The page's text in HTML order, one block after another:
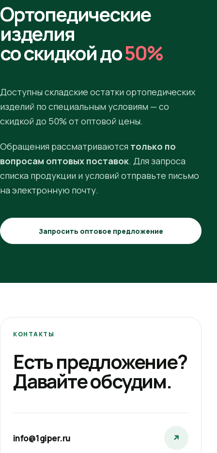
Ортопедические
изделия
со скидкой до50%
Доступны складские остатки ортопедических
изделий по специальным условиям — со
скидкой до 50% от оптовой цены.
Обращения рассматриваются только по
вопросам оптовых поставок. Для запроса
списка продукции и условий отправьте письмо
на электронную почту.
Запросить оптовое предложение
КОНТАКТЫ
Есть предложение?
Давайте обсудим.
info@1giper.ru ↗